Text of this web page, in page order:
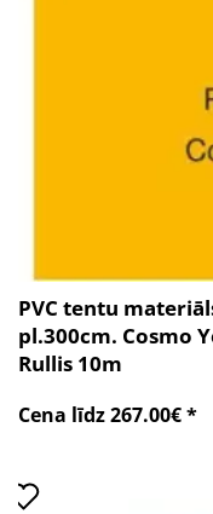
PVC tentu
pl.300cm. Cosmo
Rullis 10m
Cena līdz 267.00€ *